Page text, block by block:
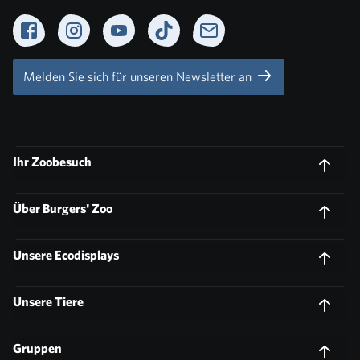
FacebookInstagramYouTubeTikTok Newsletter
Melden Sie sich für unseren Newsletter an
Ihr Zoobesuch
Über Burgers' Zoo
Unsere Ecodisplays
Unsere Tiere
Gruppen